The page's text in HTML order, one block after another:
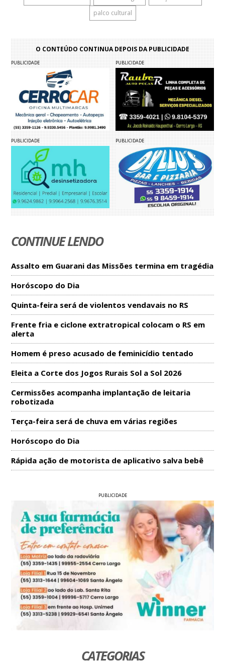
palco cultural
O CONTEÚDO CONTINUA DEPOIS DA PUBLICIDADE
PUBLICIDADE PUBLICIDADE
PUBLICIDADE PUBLICIDADE
CONTINUE LENDO
Assalto em Guarani das Missões termina em tragédia
Horóscopo do Dia
Quinta-feira será de violentos vendavais no RS
Frente fria e ciclone extratropical colocam o RS em
alerta
Homem é preso acusado de feminicídio tentado
Eleita a Corte dos Jogos Rurais Sol a Sol 2026
Cermissões acompanha implantação de leitaria
robotizada
Terça-feira será de chuva em várias regiões
Horóscopo do Dia
Rápida ação de motorista de aplicativo salva bebê
PUBLICIDADE
CATEGORIAS